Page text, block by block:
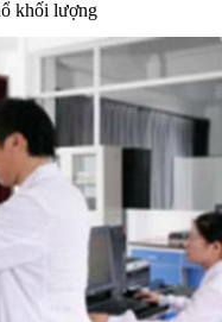
khối lượng